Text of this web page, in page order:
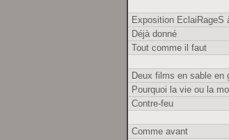
Exposition EclaiRageS
Déjà donné
Tout comme il faut
Deux films en sable en
Pourquoi la vie ou la
Contre-feu
Comme avant